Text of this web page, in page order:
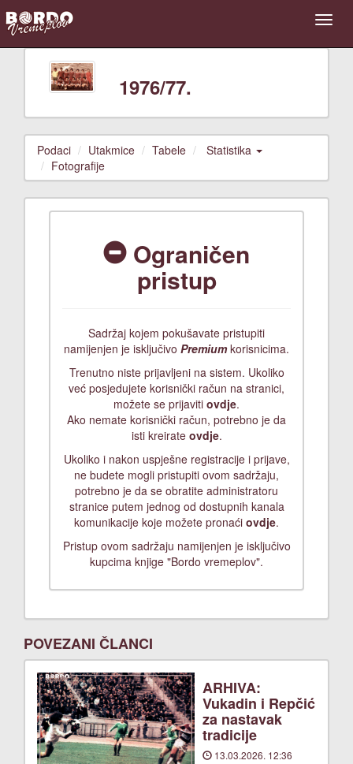
1976/77.
Podaci Utakmice Tabele
Statistika
Fotografije
Ograničen
pristup
Sadržaj kojem pokušavate pristupiti
namijenjen je isključivo Premiumkorisnicima.
Trenutno niste prijavljeni na sistem. Ukoliko
već posjedujete korisnički račun na stranici,
možete se prijaviti ovdje.
Ako nemate korisnički račun, potrebno je da
isti kreirate ovdje.
Ukoliko i nakon uspješne registracije i prijave,
ne budete mogli pristupiti ovom sadržaju,
potrebno je da se obratite administratoru
stranice putem jednog od dostupnih kanala
komunikacije koje možete pronaći ovdje.
Pristup ovom sadržaju namijenjen je isključivo
kupcima knjige "Bordo vremeplov".
POVEZANI ČLANCI
ARHIVA:
Vukadin i Repčić
za nastavak
tradicije
13.03.2026. 12:36